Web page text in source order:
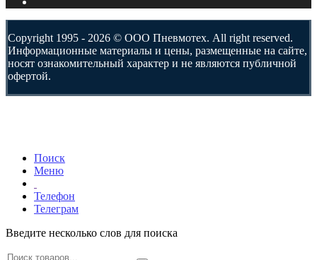
Copyright 1995 - 2026 © ООО Пневмотех. All right reserved.
Информационные материалы и цены, размещенные на сайте,
носят ознакомительный характер и не являются публичной
офертой.
Поиск
Меню
Телефон
Телеграм
Введите несколько слов для поиска